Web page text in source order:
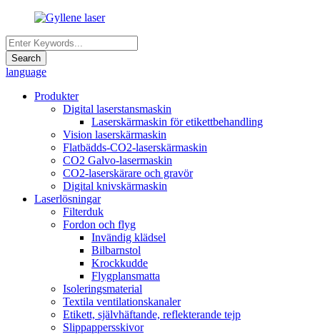
language
Produkter
Digital laserstansmaskin
Laserskärmaskin för etikettbehandling
Vision laserskärmaskin
Flatbädds-CO2-laserskärmaskin
CO2 Galvo-lasermaskin
CO2-laserskärare och gravör
Digital knivskärmaskin
Laserlösningar
Filterduk
Fordon och flyg
Invändig klädsel
Bilbarnstol
Krockkudde
Flygplansmatta
Isoleringsmaterial
Textila ventilationskanaler
Etikett, självhäftande, reflekterande tejp
Slippappersskivor